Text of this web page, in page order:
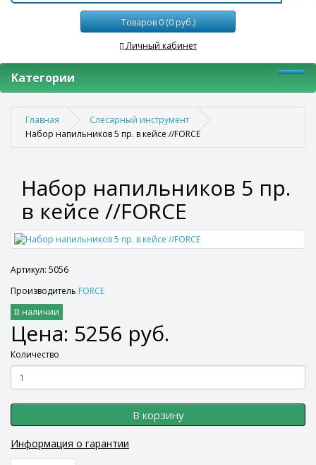
Товаров 0 (0 руб.)
Личный кабинет
Категории
Главная
Слесарный инструмент
Набор напильников 5 пр. в кейсе //FORCE
Набор напильников 5 пр.
в кейсе //FORCE
Артикул: 5056
Производитель FORCE
В наличии
Цена: 5256 руб.
Количество
В корзину
Информация о гарантии